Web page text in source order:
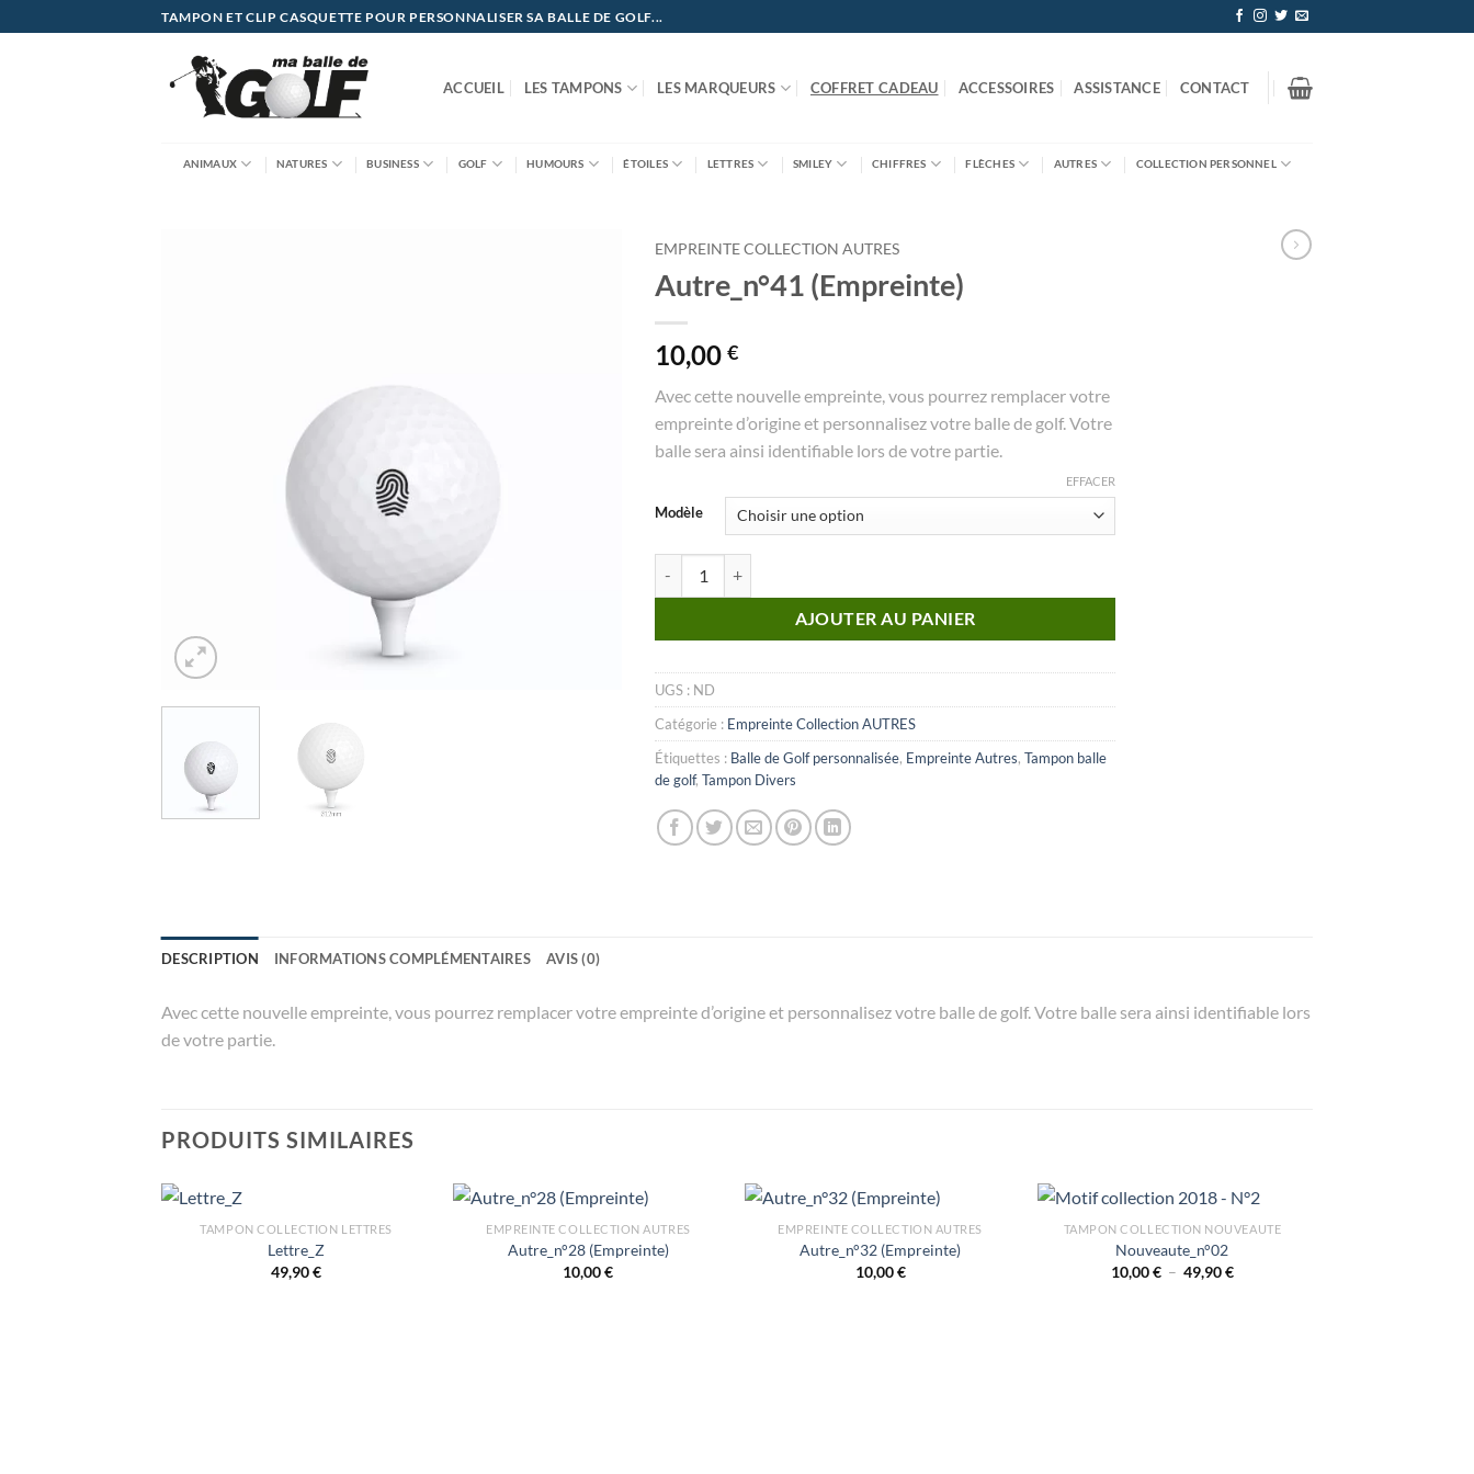
au
TAMPON ET CLIP CASQUETTE POUR PERSONNALISER SA BALLE DE GOLF...
ACCUEIL LES TAMPONS LES MARQUEURS COFFRET CADEAU ACCESSOIRES ASSISTANCE CONTACT
ANIMAUX NATURES BUSINESS GOLF HUMOURS ÉTOILES LETTRES SMILEY CHIFFRES FLÈCHES AUTRES COLLECTION PERSONNEL
EMPREINTE COLLECTION AUTRES
Autre_n°41 (Empreinte)
10,00 €
Avec cette nouvelle empreinte, vous pourrez remplacer votre
empreinte d’origine et personnalisez votre balle de golf. Votre
balle sera ainsi identifiable lors de votre partie.
Modèle
EFFACER
AJOUTER AU PANIER
UGS : ND
Catégorie : Empreinte Collection AUTRES
Étiquettes : Balle de Golf personnalisée, Empreinte Autres, Tampon balle
de golf, Tampon Divers
DESCRIPTION INFORMATIONS COMPLÉMENTAIRES AVIS (0)
Avec cette nouvelle empreinte, vous pourrez remplacer votre empreinte d’origine et personnalisez votre balle de golf. Votre balle sera ainsi identifiable lors
de votre partie.
PRODUITS SIMILAIRES
TAMPON COLLECTION LETTRES
Lettre_Z
49,90€
EMPREINTE COLLECTION AUTRES
Autre_n°28 (Empreinte)
10,00€
EMPREINTE COLLECTION AUTRES
Autre_n°32 (Empreinte)
10,00€
TAMPON COLLECTION NOUVEAUTE
Nouveaute_n°02
10,00€ – 49,90€Plage